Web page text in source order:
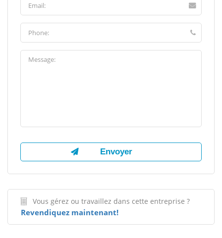
Vous gérez ou travaillez dans cette entreprise ?
Revendiquez maintenant!